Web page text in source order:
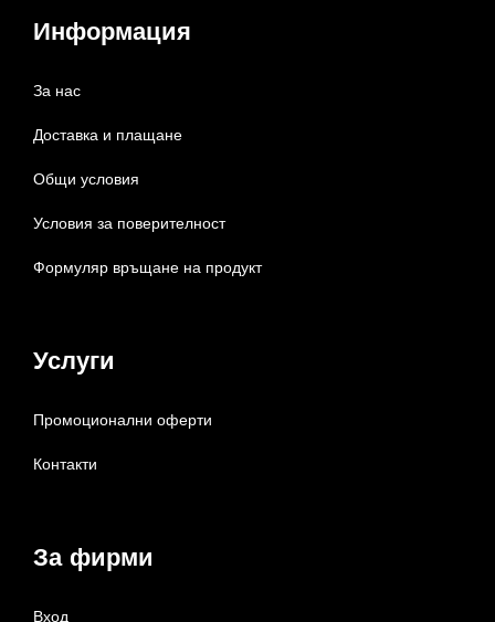
Информация
За нас
Доставка и плащане
Общи условия
Условия за поверителност
Формуляр връщане на продукт
Услуги
Промоционални оферти
Контакти
За фирми
Вход